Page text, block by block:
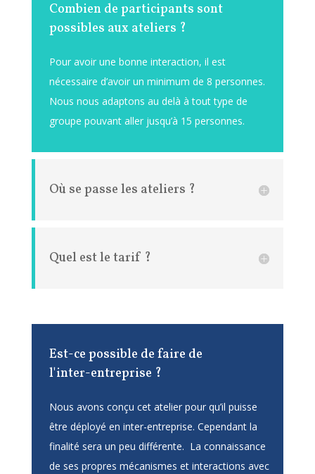
Combien de participants sont
possibles aux ateliers ?
Pour avoir une bonne interaction, il est
nécessaire d’avoir un minimum de 8 personnes.
Nous nous adaptons au delà à tout type de
groupe pouvant aller jusqu’à 15 personnes.
Où se passe les ateliers ?
Quel est le tarif ?
Est-ce possible de faire de
l'inter-entreprise ?
Nous avons conçu cet atelier pour qu’il puisse
être déployé en inter-entreprise. Cependant la
finalité sera un peu différente. La connaissance
de ses propres mécanismes et interactions avec